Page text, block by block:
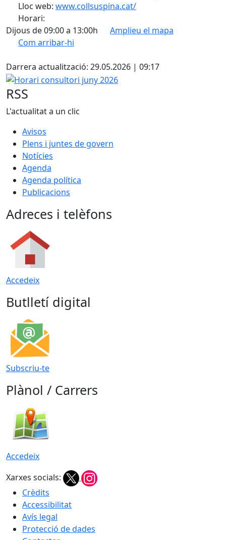
Lloc web: www.collsuspina.cat/
Horari:
Dijous de 09:00 a 13:00h
Amplieu el mapa
Com arribar-hi
+
−
Darrera actualització: 29.05.2026 | 09:17
Horari consultori juny 2026
RSS
L'actualitat a un clic
Avisos
Plens i juntes de govern
Notícies
Agenda
Agenda política
Publicacions
Adreces i telèfons
Accedeix
Butlletí digital
Subscriu-te
Plànol / Carrers
Accedeix
Xarxes socials:
Crèdits
Accessibilitat
Avís legal
Protecció de dades